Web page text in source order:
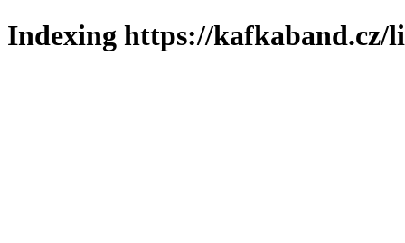
Indexing https://kafkaband.cz/